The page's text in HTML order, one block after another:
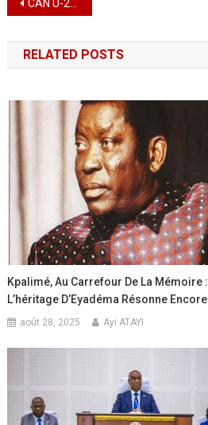
de
l’article
CAN U-20: Le Sénégal sur le toit de l’Afrique !
RELATED POSTS
Kpalimé, Au Carrefour De La Mémoire
L’héritage D’Eyadéma Résonne Encore
août 28, 2025 Ayi ATAYI